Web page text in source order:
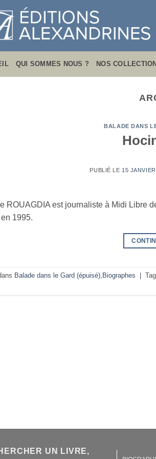
QUI SOMMES NOUS ? NOS
BALADE DANS
PUBLIÉ LE 15
ROUAGDIA est journaliste à Midi Libre
en 1995.
Balade dans le Gard (épuisé), Biographes
UN LIVRE,